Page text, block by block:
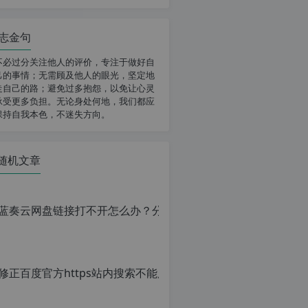
金句
必过分关注他人的评价，专注于做好自
的事情；无需顾及他人的眼光，坚定地
自己的路；避免过多抱怨，以免让心灵
受更多负担。无论身处何地，我们都应
持自我本色，不迷失方向。
机文章